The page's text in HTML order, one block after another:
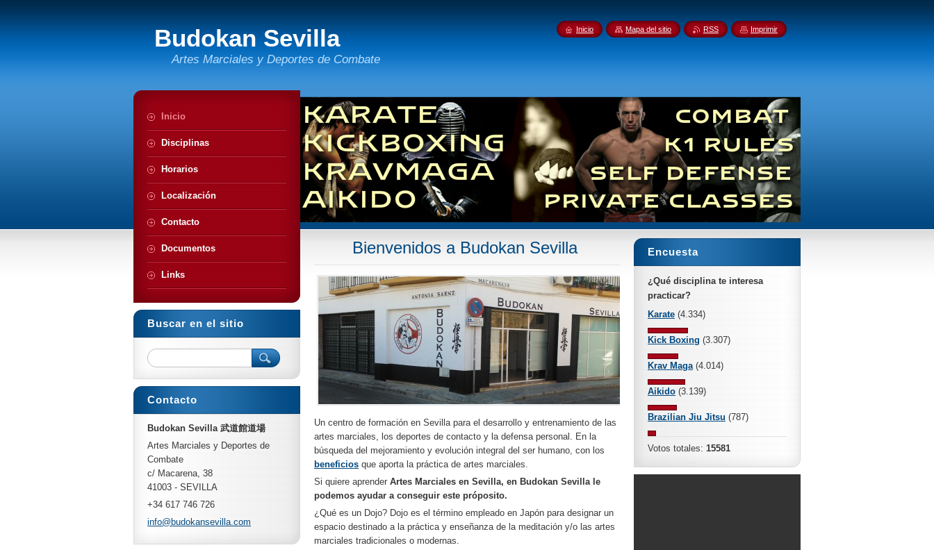
Budokan Sevilla
Artes Marciales y Deportes de Combate
Bienvenidos a Budokan Sevilla
Un centro de formación en Sevilla para el desarrollo y entrenamiento de las
artes marciales, los deportes de contacto y la defensa personal. En la
búsqueda del mejoramiento y evolución integral del ser humano, con los
beneficios que aporta la práctica de artes marciales.
Si quiere aprender Artes Marciales en Sevilla, en Budokan Sevilla le
podemos ayudar a conseguir este próposito.
¿Qué es un Dojo? Dojo es el término empleado en Japón para designar un
espacio destinado a la práctica y enseñanza de la meditación y/o las artes
marciales tradicionales o modernas.
Encuesta
¿Qué disciplina te interesa
practicar?
Karate (4.334)
Kick Boxing (3.307)
Krav Maga (4.014)
Aikido (3.139)
Brazilian Jiu Jitsu (787)
Votos totales: 15581
Inicio
Disciplinas
Horarios
Localización
Contacto
Documentos
Links
Buscar en el sitio
Contacto
Budokan Sevilla 武道館道場
Artes Marciales y Deportes de
Combate
c/ Macarena, 38
41003 - SEVILLA
+34 617 746 726
info@budokansevi lla.com
Inicio Mapa del sitio RSS Imprimir